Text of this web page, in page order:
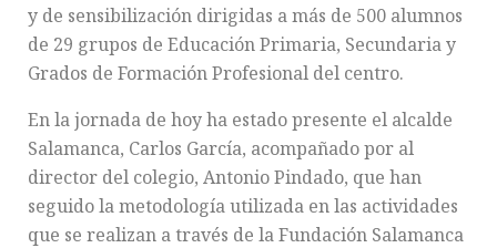
y de sensibilización dirigidas a más de 500 alumnos
de 29 grupos de Educación Primaria, Secundaria y
Grados de Formación Profesional del centro.
En la jornada de hoy ha estado presente el alcalde
Salamanca, Carlos García, acompañado por al
director del colegio, Antonio Pindado, que han
seguido la metodología utilizada en las actividades
que se realizan a través de la Fundación Salamanca